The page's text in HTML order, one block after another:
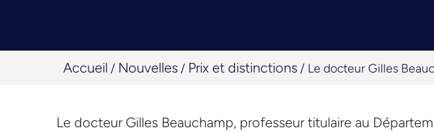
Accueil / Nouvelles / Prix et distinctions / Le docteur Gilles
Le docteur Gilles Beauchamp, professeur titulaire au